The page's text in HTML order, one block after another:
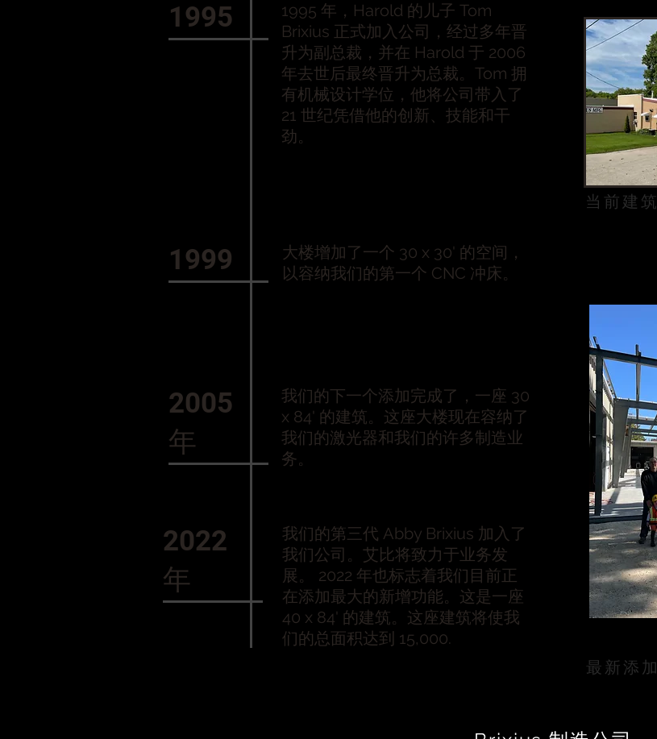
1995
1995 年，Harold 的儿子 Tom
Brixius 正式加入公司，经过多年晋
升为副总裁，并在 Harold 于 2006
年去世后最终晋升为总裁。Tom 拥
有机械设计学位，他将公司带入了
21 世纪凭借他的创新、技能和干
劲。
当前建筑
1999
大楼增加了一个 30 x 30' 的空间，
以容纳我们的第一个 CNC 冲床。
2005
年
我们的下一个添加完成了，一座 30
x 84' 的建筑。这座大楼现在容纳了
我们的激光器和我们的许多制造业
务。
2022
年
我们的第三代 Abby Brixius 加入了
我们公司。艾比将致力于业务发
展。 2022 年也标志着我们目前正
在添加最大的新增功能。这是一座
40 x 84' 的建筑。这座建筑将使我
们的总面积达到 15,000.
最新添加